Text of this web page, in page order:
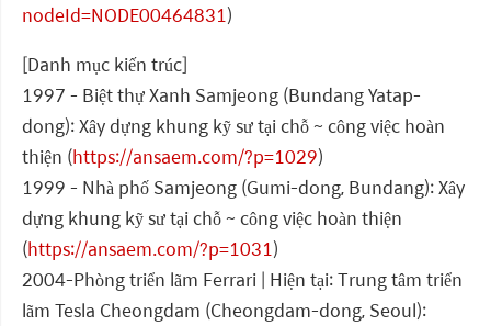
nodeId=NODE00464831)
[Danh mục kiến trúc]
1997 - Biệt thự Xanh Samjeong (Bundang Yatap-
dong): Xây dựng khung kỹ sư tại chỗ ~ công việc hoàn
thiện (https://ansaem.com/?p=1029)
1999 - Nhà phố Samjeong (Gumi-dong, Bundang): Xây
dựng khung kỹ sư tại chỗ ~ công việc hoàn thiện
(https://ansaem.com/?p=1031)
2004-Phòng triển lãm Ferrari | Hiện tại: Trung tâm triển
lãm Tesla Cheongdam (Cheongdam-dong, Seoul):